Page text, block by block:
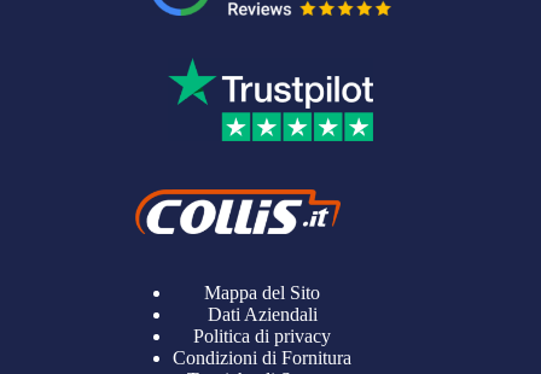
Mappa del Sito
Dati Aziendali
Politica di privacy
Condizioni di Fornitura